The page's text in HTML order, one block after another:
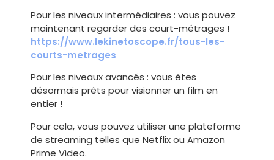
Pour les niveaux intermédiaires : vous pouvez
maintenant regarder des court-métrages !
https://www.lekinetoscope.fr/tous-les-
courts-metrages
Pour les niveaux avancés : vous êtes
désormais prêts pour visionner un film en
entier !
Pour cela, vous pouvez utiliser une plateforme
de streaming telles que Netflix ou Amazon
Prime Video.